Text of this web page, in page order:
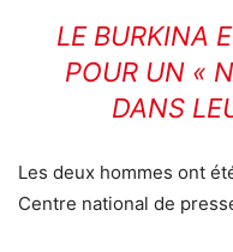
LE BURKINA
POUR UN «
DANS
Les deux hommes ont
Centre national de